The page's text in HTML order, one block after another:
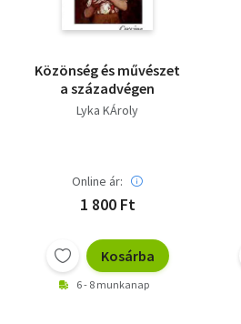
Közönség és művészet
a századvégen
Lyka KÁroly
Online ár:
1 800 Ft
Kosárba
6 - 8 munkanap